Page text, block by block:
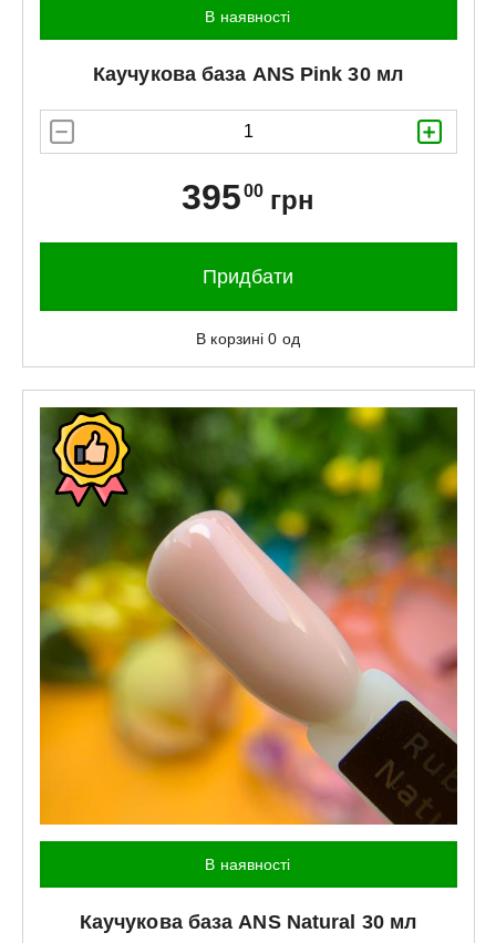
В наявності
Каучукова база ANS Pink 30 мл
39500 грн
Придбати
В корзині0 од
В наявності
Каучукова базаANS Natural 30 мл